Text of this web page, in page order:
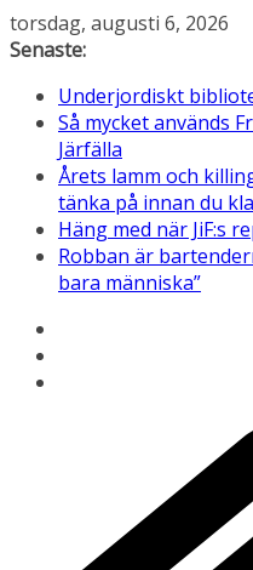
Hoppa
till
torsdag, augusti 6, 2026
Senaste:
Underjordiskt
Så mycket används
Järfälla
Årets lamm och
tänka på innan du
Häng med när JiF:s
Robban är
bara människa”